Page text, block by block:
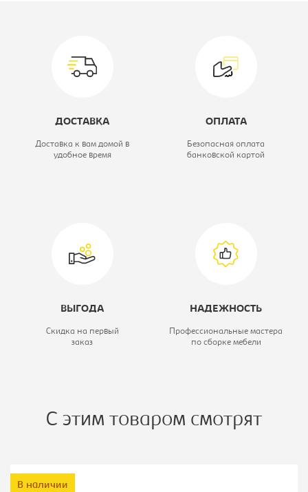
письменный
ДОСТАВКА
Доставка к вам домой в
удобное время
ОПЛАТА
Безопасная оплата
банковской картой
ВЫГОДА
Скидка на первый
заказ
НАДЕЖНОСТЬ
Профессиональные мастера
по сборке мебели
С этим товаром смотрят
В наличии